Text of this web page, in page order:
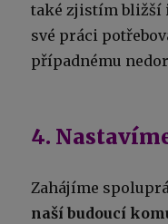
také zjistím bližší
své práci
případnému
4.
Zahájíme
naší budoucí